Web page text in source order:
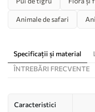
Animale de safari
Specificații și material
ÎNTREBĂRI FRECVENTE
Caracteristici